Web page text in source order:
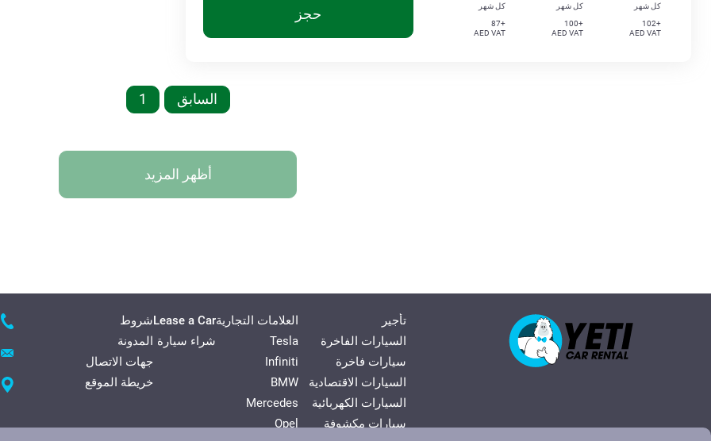
كل شهر
+102
AED VAT
كل شهر
+100
AED VAT
كل شهر
+87
AED VAT
حجز
السابق 1
أظهر المزيد
تأجير
السيارات الفاخرة
سيارات فاخرة
السيارات الاقتصادية
السيارات الكهربائية
سيارات مكشوفة
العلامات التجارية
Tesla
Infiniti
BMW
Mercedes
Opel
Lease a Car
شراء سيارة
شروط
المدونة
جهات الاتصال
خريطة الموقع